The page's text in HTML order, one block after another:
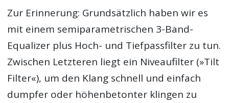
Zur Erinnerung: Grundsätzlich haben wir es
mit einem semiparametrischen 3-Band-
Equalizer plus Hoch- und Tiefpassfilter zu tun.
Zwischen Letzteren liegt ein Niveaufilter (»Tilt
Filter«), um den Klang schnell und einfach
dumpfer oder höhenbetonter klingen zu